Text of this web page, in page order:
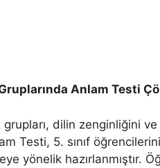
Anlam Testi
dilin zenginliğini ve
Testi, 5. sınıf
yönelik hazırlanmıştır.